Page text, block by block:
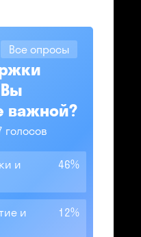
Все опросы
важной?
голосов
и
46%
и
12%